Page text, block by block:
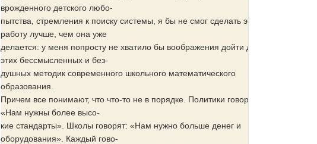
врожденного детского любо-
пытства, стремления к поиску системы, я бы не смог сделать эту
работу лучше, чем она уже
делается: у меня попросту не хватило бы воображения дойти до
этих бессмысленных и без-
душных методик современного школьного математического
образования.
Причем все понимают, что что-то не в порядке. Политики говорят:
«Нам нужны более высо-
кие стандарты». Школы говорят: «Нам нужно больше денег и
оборудования». Каждый гово-